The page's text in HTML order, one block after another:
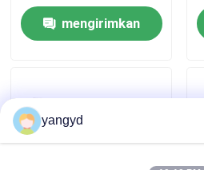
Berita
VR Show
2×25GbE SFP28 PCIe
3.0×8 mengirimkan
yangyd